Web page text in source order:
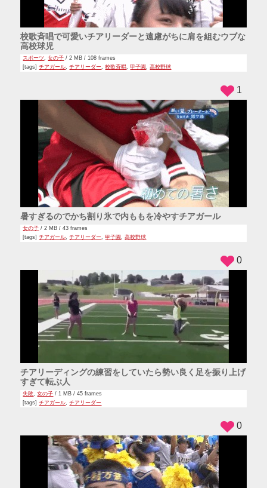
校歌斉唱で可愛いチアリーダーと遠慮がちに肩を組むウブな
高校球児
スポーツ,女の子 / 2 MB / 108 frames
[tags]チアガール,チアリーダー,校歌斉唱,甲子園,高校野球
暑すぎるのでかち割り氷で内ももを冷やすチアガール
女の子 / 2 MB / 43 frames
[tags]チアガール,チアリーダー,甲子園,高校野球
1
チアリーディングの練習をしていたら勢い良く足を振り上げ
すぎて転ぶ人
失敗,女の子 / 1 MB / 45 frames
[tags]チアガール,チアリーダー
0
0